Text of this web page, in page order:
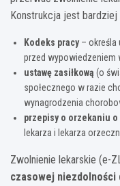
Konstrukcja jest
Kodeks pracy– określa
przed wypowiedzeniem
ustawę zasiłkową (o
społecznego w razie
wynagrodzenia
przepisy o orzekaniu
lekarza i lekarza
Zwolnienie lekarskie (e-
czasowej niezdolności